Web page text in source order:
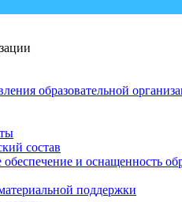
образовательной
состав
и оснащенность
поддержки